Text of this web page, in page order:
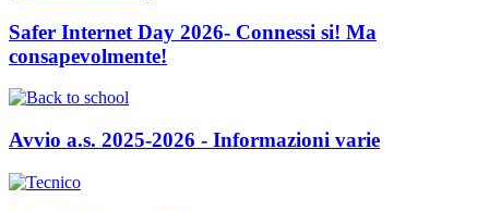
Safer Internet Day 2026- Connessi si! Ma
consapevolmente!
Avvio a.s. 2025-2026 - Informazioni varie